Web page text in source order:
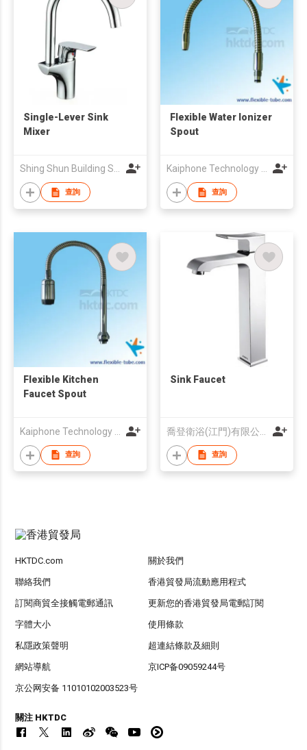
Single-Lever Sink
Mixer
Shing Shun Building Supplies Ltd
查詢
Flexible Water Ionizer
Spout
Kaiphone Technology Co Ltd
查詢
Flexible Kitchen
Faucet Spout
查詢
Sink Faucet
查詢
HKTDC.com 關於我們
聯絡我們 香港貿發局流動應用程式
訂閱商貿全接觸電郵通訊 更新您的香港貿發局電郵訂閱
字體大小 使用條款
私隱政策聲明 超連結條款及細則
網站導航 京ICP备09059244号
京公网安备 11010102003523号
關注 HKTDC